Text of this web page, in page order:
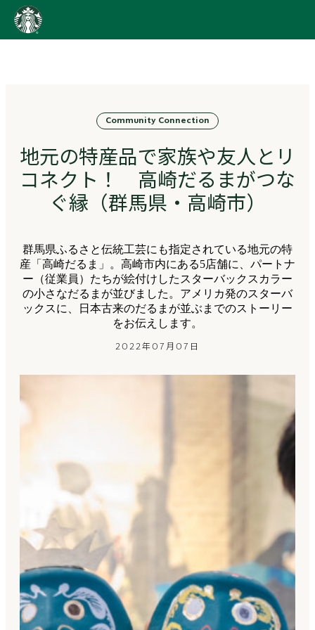
content
Go
ス
ト
ズ
homepage
Community Connection
地元の特産品で家族や友人とリ
コネクト！ 高崎だるまがつな
ぐ縁（群馬県・高崎市）
群馬県ふるさと伝統工芸にも指定されている地元の特
産「高崎だるま」。高崎市内にある5店舗に、パートナ
ー（従業員）たちが絵付けしたスターバックスカラー
の小さなだるまが並びました。アメリカ発のスターバ
ックスに、日本古来のだるまが並ぶまでのストーリー
をお伝えします。
2022年07月07日